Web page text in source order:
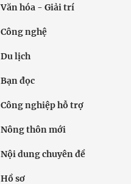
Văn hóa - Giải trí
Công nghệ
Du lịch
Bạn đọc
Công nghiệp hỗ trợ
Nông thôn mới
Nội dung chuyên đề
Hồ sơ